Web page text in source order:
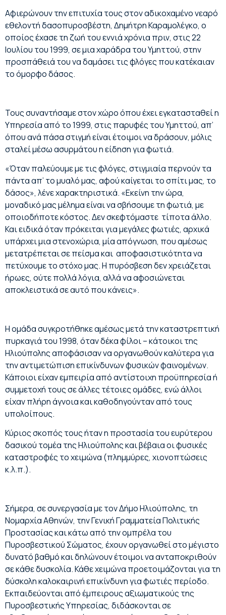
Αφιερώνουν την επιτυχία τους στον αδικοχαμένο νεαρό
εθελοντή δασοπυροσβέστη, Δημήτρη Καραμολέγκο, ο
οποίος έχασε τη ζωή του εννιά χρόνια πριν, στις 22
Ιουλίου του 1999, σε μια χαράδρα του Υμηττού, στην
προσπάθειά του να δαμάσει τις φλόγες που κατέκαιαν
το όμορφο δάσος.
Τους συναντήσαμε στον χώρο όπου έχει εγκατασταθεί η
Υπηρεσία από το 1999, στις παρυφές του Υμηττού, απ’
όπου ανά πάσα στιγμή είναι έτοιμοι να δράσουν, μόλις
σταλεί μέσω ασυρμάτου η είδηση για φωτιά.
«Όταν παλεύουμε με τις φλόγες, στιγμιαία περνούν τα
πάντα απ’ το μυαλό μας, αφού καίγεται το σπίτι μας, το
δάσος», λένε χαρακτηριστικά. «Εκείνη την ώρα,
μοναδικό μας μέλημα είναι να σβήσουμε τη φωτιά, με
οποιοδήποτε κόστος. Δεν σκεφτόμαστε τίποτα άλλο.
Και ειδικά όταν πρόκειται για μεγάλες φωτιές, αρχικά
υπάρχει μια στενοχώρια, μία απόγνωση, που αμέσως
μετατρέπεται σε πείσμα και αποφασιστικότητα να
πετύχουμε το στόχο μας. Η πυρόσβεση δεν χρειάζεται
ήρωες, ούτε πολλά λόγια, αλλά να αφοσιώνεται
αποκλειστικά σε αυτό που κάνεις».
Η ομάδα συγκροτήθηκε αμέσως μετά την καταστρεπτική
πυρκαγιά του 1998, όταν δέκα φίλοι – κάτοικοι της
Ηλιούπολης αποφάσισαν να οργανωθούν καλύτερα για
την αντιμετώπιση επικίνδυνων φυσικών φαινομένων.
Κάποιοι είχαν εμπειρία από αντίστοιχη προϋπηρεσία ή
συμμετοχή τους σε άλλες τέτοιες ομάδες, ενώ άλλοι
είχαν πλήρη άγνοια και καθοδηγούνταν από τους
υπολοίπους.
Κύριος σκοπός τους ήταν η προστασία του ευρύτερου
δασικού τομέα της Ηλιούπολης και βέβαια οι φυσικές
καταστροφές το χειμώνα (πλημμύρες, χιονοπτώσεις
κ.λ.π.).
Σήμερα, σε συνεργασία με τον Δήμο Ηλιούπολης, τη
Νομαρχία Αθηνών, την Γενική Γραμματεία Πολιτικής
Προστασίας και κάτω από την ομπρέλα του
Πυροσβεστικού Σώματος, έχουν οργανωθεί στο μέγιστο
δυνατό βαθμό και δηλώνουν έτοιμοι να ανταποκριθούν
σε κάθε δυσκολία. Κάθε χειμώνα προετοιμάζονται για τη
δύσκολη καλοκαιρινή επικίνδυνη για φωτιές περίοδο.
Εκπαιδεύονται από έμπειρους αξιωματικούς της
Πυροσβεστικής Υπηρεσίας, διδάσκονται σε